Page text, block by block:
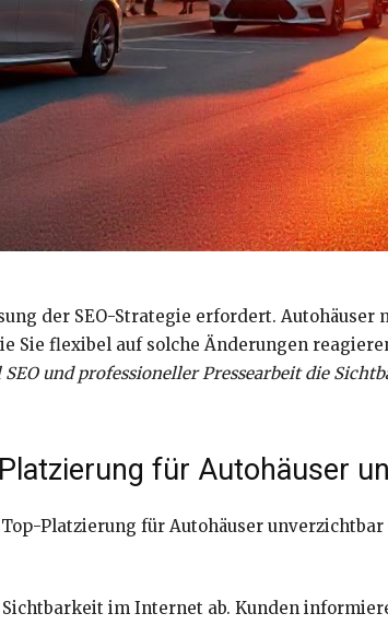
der SEO-Strategie erfordert. Autohäuser
Sie flexibel auf solche Änderungen
und professioneller Pressearbeit die
für Autohäuser
im Internet ab. Kunden